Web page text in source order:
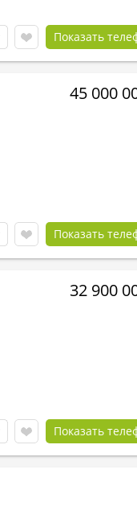
Показать
45 000
Показать
32 900
Показать